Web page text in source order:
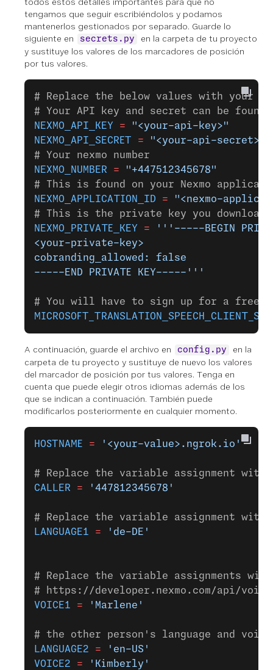
todos estos detalles importantes para que no
tengamos que seguir escribiéndolos y podamos
mantenerlos gestionados por separado. Guarde lo
siguiente en
secrets.py
en la carpeta de tu proyecto
y sustituye los valores de los marcadores de posición
por tus valores.
# Replace the below values with your
# Your API key and secret can be found
NEXMO_API_KEY = "<your-api-key>"
NEXMO_API_SECRET = "<your-api-secret>"
# Your nexmo number
NEXMO_NUMBER = "+447512345678"
# This is found on your Nexmo
NEXMO_APPLICATION_ID = "<nexmo-
# This is the private key you
NEXMO_PRIVATE_KEY = '''-----BEGIN
<your-private-key>
cobranding_allowed: false
-----END PRIVATE KEY-----'''
# You will have to sign up for a free
A continuación, guarde el archivo en config.py
en la
carpeta de tu proyecto y sustituye de nuevo los valores
del marcador de posición por tus valores. Tenga en
cuenta que puede elegir otros idiomas además de los
que se indican a continuación. También puede
modificarlos posteriormente en cualquier momento.
HOSTNAME = '<your-value>.ngrok.io'
# Replace the variable assignment with
CALLER = '447812345678'
# Replace the variable assignment with
LANGUAGE1 = 'de-DE'
# Replace the variable assignments
# https://developer.nexmo.com/api/voice/
VOICE1 = 'Marlene'
# the other person's language and voice
LANGUAGE2 = 'en-US'
VOICE2 = 'Kimberly'